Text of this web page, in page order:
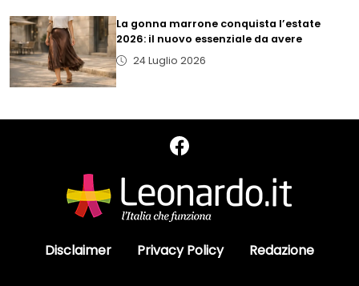
La gonna marrone conquista l’estate
2026: il nuovo essenziale da avere
24 Luglio 2026
Disclaimer Privacy Policy Redazione